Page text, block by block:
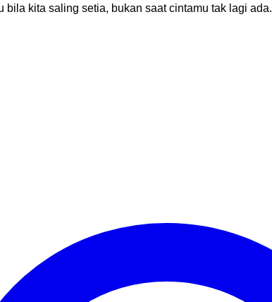
kita saling setia, bukan saat cintamu tak lagi ada.